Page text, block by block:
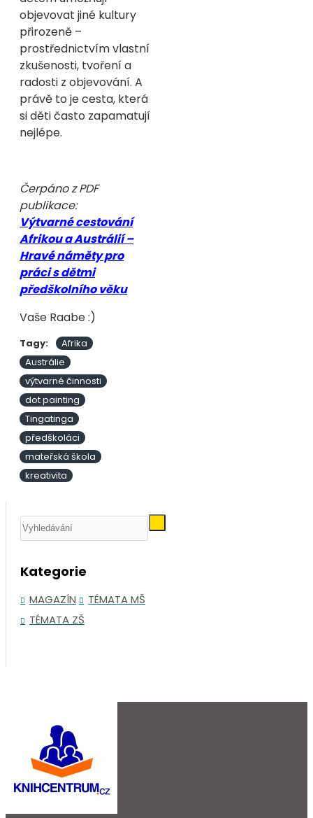
objevovat jiné kultury
přirozeně –
prostřednictvím vlastní
zkušenosti, tvoření a
radosti z objevování. A
právě to je cesta, která
si děti často zapamatují
nejlépe.
Čerpáno z PDF
publikace:
Výtvarné cestování
Afrikou a Austrálií –
Hravé náměty pro
práci s dětmi
předškolního věku
Vaše Raabe :)
Tagy:
Afrika
Austrálie
výtvarné činnosti
dot painting
Tingatinga
předškoláci
mateřská škola
kreativita
Kategorie
MAGAZÍN
TÉMATA MŠ
TÉMATA ZŠ